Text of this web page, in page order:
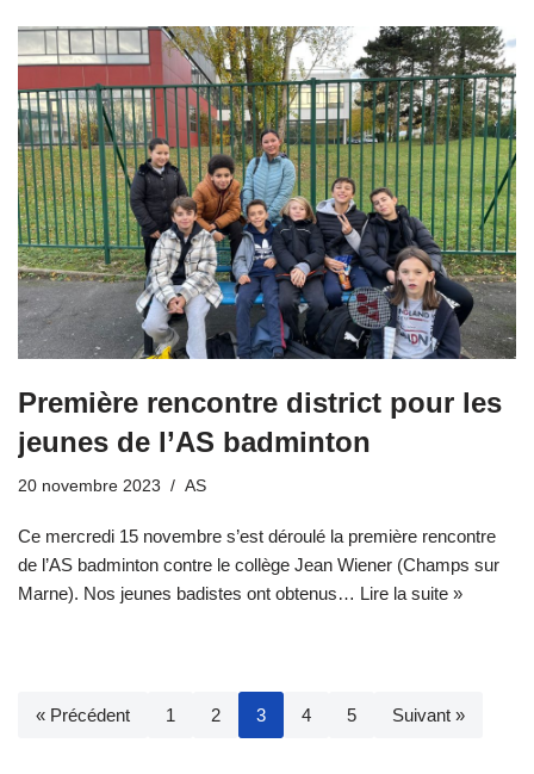
Première rencontre district pour les
jeunes de l’AS badminton
20 novembre 2023 AS
Ce mercredi 15 novembre s’est déroulé la première rencontre
de l’AS badminton contre le collège Jean Wiener (Champs sur
Marne). Nos jeunes badistes ont obtenus… Lire la suite »
« Précédent 1 2 3 4 5 Suivant »